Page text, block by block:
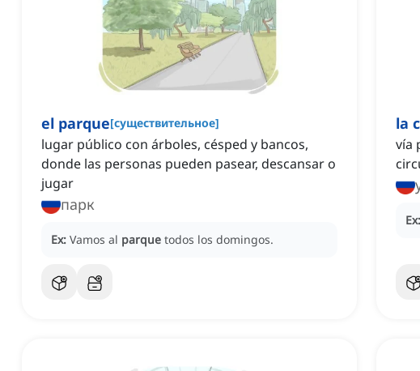
el parque[существительное]
lugar público con árboles, césped y bancos,
donde las personas pueden pasear, descansar o
jugar
парк
Ex: Vamos al parque todos los domingos.
la
vía
Ex: